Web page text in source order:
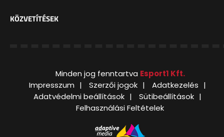
KÖZVETÍTÉSEK
Minden jog fenntartva Esport1 Kft.
Impresszum
Szerzői jogok
Adatkezelés
Adatvédelmi beállítások
Sütibeállítások
Felhasználási Feltételek